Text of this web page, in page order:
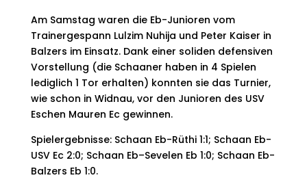
Am Samstag waren die Eb-Junioren vom
Trainergespann Lulzim Nuhija und Peter Kaiser in
Balzers im Einsatz. Dank einer soliden defensiven
Vorstellung (die Schaaner haben in 4 Spielen
lediglich 1 Tor erhalten) konnten sie das Turnier,
wie schon in Widnau, vor den Junioren des USV
Eschen Mauren Ec gewinnen.
Spielergebnisse: Schaan Eb-Rüthi 1:1; Schaan Eb-
USV Ec 2:0; Schaan Eb–Sevelen Eb 1:0; Schaan Eb-
Balzers Eb 1:0.